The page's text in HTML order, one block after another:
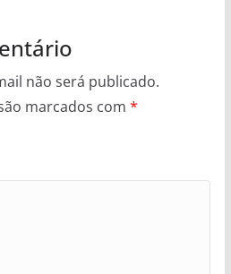
não será publicado.
marcados com *